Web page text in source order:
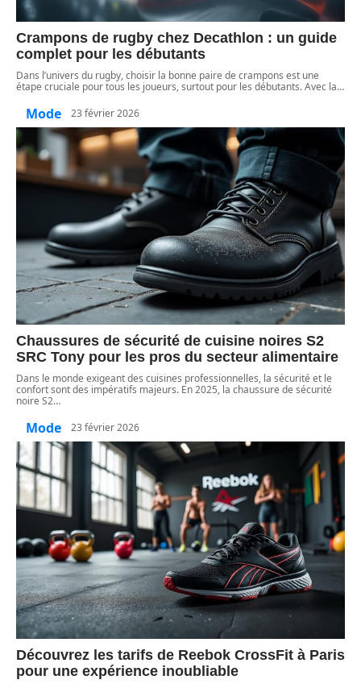
Crampons de rugby chez Decathlon : un guide
complet pour les débutants
Dans l’univers du rugby, choisir la bonne paire de crampons est une
étape cruciale pour tous les joueurs, surtout pour les débutants. Avec la…
Mode 23 février 2026
Chaussures de sécurité de cuisine noires S2
SRC Tony pour les pros du secteur alimentaire
Dans le monde exigeant des cuisines professionnelles, la sécurité et le
confort sont des impératifs majeurs. En 2025, la chaussure de sécurité
noire S2…
Mode 23 février 2026
Découvrez les tarifs de Reebok CrossFit à Paris
pour une expérience inoubliable